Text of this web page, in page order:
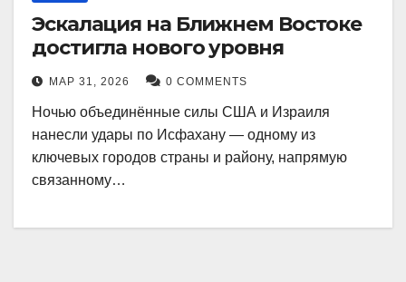
Эскалация на Ближнем Востоке
достигла нового уровня
МАР 31, 2026 0 COMMENTS
Ночью объединённые силы США и Израиля
нанесли удары по Исфахану — одному из
ключевых городов страны и району, напрямую
связанному…